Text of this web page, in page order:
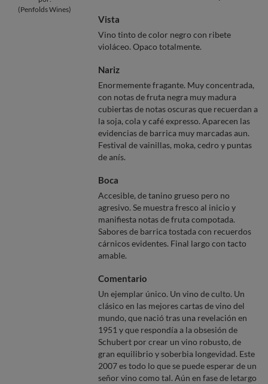
(Penfolds Wines)
Vista
Vino tinto de color negro con ribete
violáceo. Opaco totalmente.
Nariz
Enormemente fragante. Muy concentrada,
con notas de fruta negra muy madura
cubiertas de notas oscuras que recuerdan a
la soja, cola y café expresso. Aparecen las
evidencias de barrica muy marcadas aun.
Festival de vainillas, moka, cedro y puntas
de anís.
Boca
Accesible, de tanino grueso pero no
agresivo. Se muestra fresco al inicio y
manifiesta notas de fruta compotada.
Sabores de barrica tostada con recuerdos
cárnicos evidentes. Final largo con tacto
amable.
Comentario
Un ejemplar único. Un vino de culto. Un
clásico en las mejores cartas de vino del
mundo, que nació tras una revelación en
1951 y que respondía a la obsesión de
Schubert por crear un vino robusto, de
gran equilibrio y soberbia longevidad. Este
2007 es todo lo que se puede esperar de un
señor vino como tal. Aún en fase de letargo